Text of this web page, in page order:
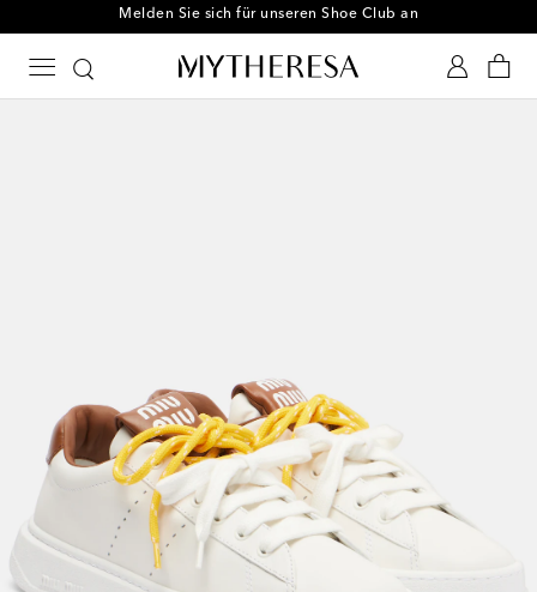
Melden Sie sich für unseren Shoe Club an